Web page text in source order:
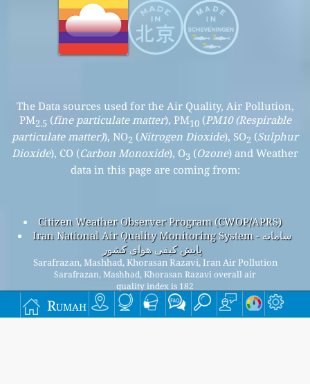
Rumah
The Data sources used for the Air Quality, Air Pollution,
PM2.5 (fine particulate matter), PM10(PM10 (Respirable
particulate matter)), NO2 (Nitrogen Dioxide), SO2 (Sulphur
Dioxide), CO (Carbon Monoxide), O3 (Ozone) and Weather
data in this page are coming from:
Citizen Weather Observer Program (CWOP/APRS)
Iran National Air Quality Monitoring System - سامانه
پایش کیفی هوای کشور
Sarafrazan, Mashhad, Khorasan Razavi, Iran Air Pollution
Sarafrazan, Mashhad, Khorasan Razavi overall air
quality index is 182
Sarafrazan, Mashhad, Khorasan Razavi PM 2.5(fine
particulate matter) AQI is 182 - Sarafrazan, Mashhad,